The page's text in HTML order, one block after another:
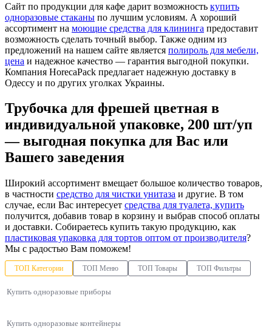
Сайт по продукции для кафе дарит возможность купить
одноразовые стаканы по лучшим условиям. А хороший
ассортимент на моющие средства для клининга предоставит
возможность сделать точный выбор. Также одним из
предложений на нашем сайте является полироль для мебели,
цена и надежное качество — гарантия выгодной покупки.
Компания HorecaPack предлагает надежную доставку в
Одессу и по других уголках Украины.
Трубочка для фрешей цветная в
индивидуальной упаковке, 200 шт/уп
— выгодная покупка для Вас или
Вашего заведения
Широкий ассортимент вмещает большое количество товаров,
в частности средство для чистки унитаза и другие. В том
случае, если Вас интересует средства для туалета, купить
получится, добавив товар в корзину и выбрав способ оплаты
и доставки. Собираетесь купить такую продукцию, как
пластиковая упаковка для тортов оптом от производителя?
Мы с радостью Вам поможем!
ТОП Категории ТОП Меню ТОП Товары ТОП Фильтры
Купить одноразовые приборы
Купить одноразовые контейнеры